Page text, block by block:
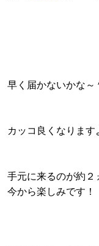
早く届かないかな～
カッコ良くなります
手元に来るのが約２
今から楽しみです！